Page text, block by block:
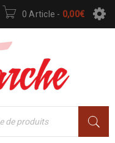
0 Article - 0,00€